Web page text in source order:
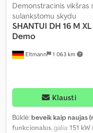
Eltmann 1 063 km
Demonstracinis vikšras
sulankstomu skydu
SHANTUI DH 16 M
Demo
Klausti
Būklė: beveik kaip naujas
funkcionalus, galia:151 kW